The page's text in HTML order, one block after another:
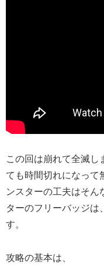
この回は崩れて全滅し
ても時間切れになって
ンスターの工夫はそん
ターのフリーバッジは
す。
攻略の基本は、